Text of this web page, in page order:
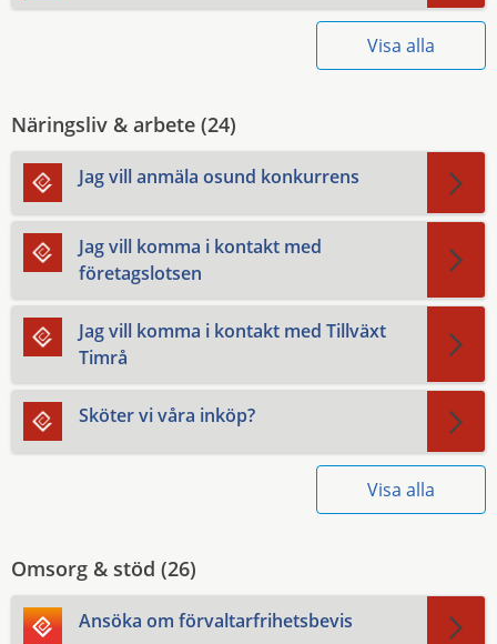
Visa alla
Näringsliv & arbete (24)
Jag vill anmäla osund konkurrens
Jag vill komma i kontakt med
företagslotsen
Jag vill komma i kontakt med Tillväxt
Timrå
Sköter vi våra inköp?
Visa alla
Omsorg & stöd (26)
Ansöka om förvaltarfrihetsbevis